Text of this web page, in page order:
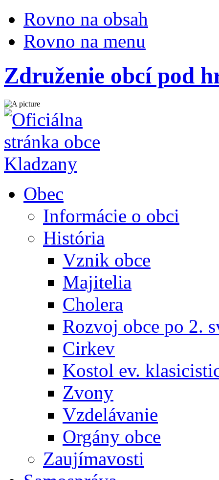
Rovno na obsah
Rovno na menu
Združenie obcí pod
Obec
Informácie o obci
História
Vznik obce
Majitelia
Cholera
Rozvoj obce po 2.
Cirkev
Kostol ev.
Zvony
Vzdelávanie
Orgány obce
Zaujímavosti